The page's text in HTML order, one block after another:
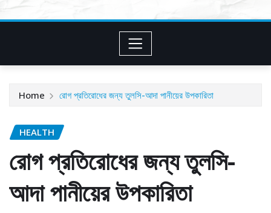
Home রোগ প্রতিরোধের জন্য তুলসি-আদা পানীয়ের উপকারিতা
HEALTH
রোগ প্রতিরোধের জন্য তুলসি-
আদা পানীয়ের উপকারিতা